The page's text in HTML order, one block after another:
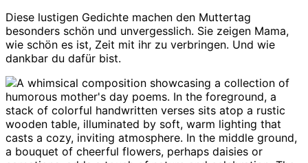
Diese lustigen Gedichte machen den Muttertag
besonders schön und unvergesslich. Sie zeigen Mama,
wie schön es ist, Zeit mit ihr zu verbringen. Und wie
dankbar du dafür bist.